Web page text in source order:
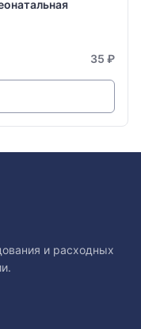
35 ₽
и расходных